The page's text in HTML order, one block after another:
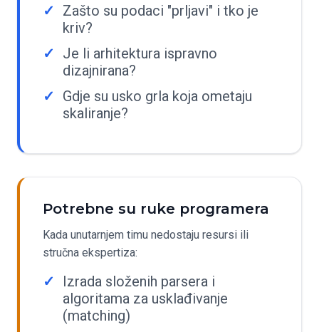
Zašto su podaci "prljavi" i tko je
kriv?
Je li arhitektura ispravno
dizajnirana?
Gdje su usko grla koja ometaju
skaliranje?
Potrebne su ruke programera
Kada unutarnjem timu nedostaju resursi ili
stručna ekspertiza:
Izrada složenih parsera i
algoritama za usklađivanje
(matching)